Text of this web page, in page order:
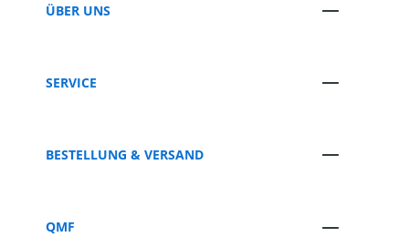
ÜBER UNS
SERVICE
BESTELLUNG & VERSAND
QMF